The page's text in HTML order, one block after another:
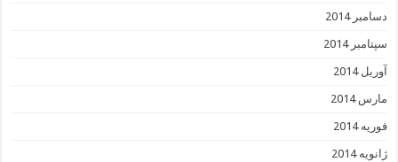
دسامبر 2014
سپتامبر 2014
آوریل 2014
مارس 2014
فوریه 2014
ژانویه 2014